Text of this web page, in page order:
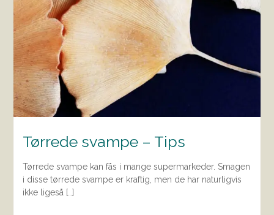
Tørrede svampe – Tips
Tørrede svampe kan fås i mange supermarkeder. Smagen
i disse tørrede svampe er kraftig, men de har naturligvis
ikke ligeså […]